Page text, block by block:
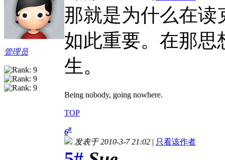
管理员
那就是为什么在读
如此重要。在那思
生。
Being nobody, going nowhere.
TOP
6#
发表于 2010-3-7 21:02 | 只看该作者